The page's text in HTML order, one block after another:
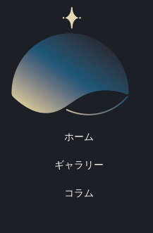
ホーム
ギャラリー
コラム